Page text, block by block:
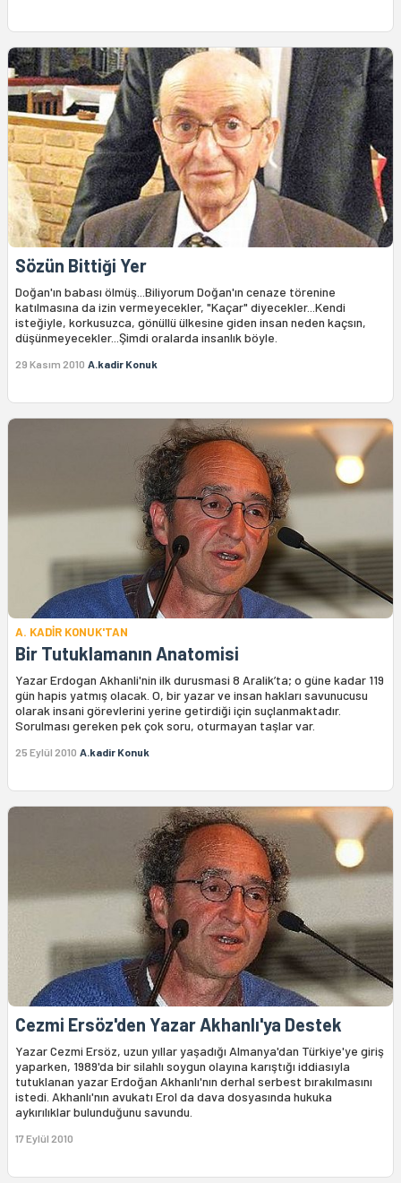
Sözün Bittiği Yer
Doğan'ın babası ölmüş...Biliyorum Doğan'ın cenaze törenine
katılmasına da izin vermeyecekler, "Kaçar" diyecekler...Kendi
isteğiyle, korkusuzca, gönüllü ülkesine giden insan neden kaçsın,
düşünmeyecekler...Şimdi oralarda insanlık böyle.
29 Kasım 2010 A.kadir Konuk
A. KADİR KONUK'TAN
Bir Tutuklamanın Anatomisi
Yazar Erdogan Akhanli'nin ilk durusmasi 8 Aralik’ta; o güne kadar 119
gün hapis yatmış olacak. O, bir yazar ve insan hakları savunucusu
olarak insani görevlerini yerine getirdiği için suçlanmaktadır.
Sorulması gereken pek çok soru, oturmayan taşlar var.
25 Eylül 2010 A.kadir Konuk
Cezmi Ersöz'den Yazar Akhanlı'ya Destek
Yazar Cezmi Ersöz, uzun yıllar yaşadığı Almanya'dan Türkiye'ye giriş
yaparken, 1989'da bir silahlı soygun olayına karıştığı iddiasıyla
tutuklanan yazar Erdoğan Akhanlı'nın derhal serbest bırakılmasını
istedi. Akhanlı'nın avukatı Erol da dava dosyasında hukuka
aykırılıklar bulunduğunu savundu.
17 Eylül 2010